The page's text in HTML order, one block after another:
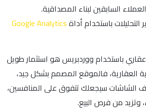
السابقين لبناء المصداقية.
باستخدام أداةGoogle Analytics
باستخدام ووردبريس هو استثمار طويل
العقارية، فالموقع المصمم بشكل جيد،
الشاشات سيجعلك تتفوق على المنافسين،
وتزيد من فرص البيع.